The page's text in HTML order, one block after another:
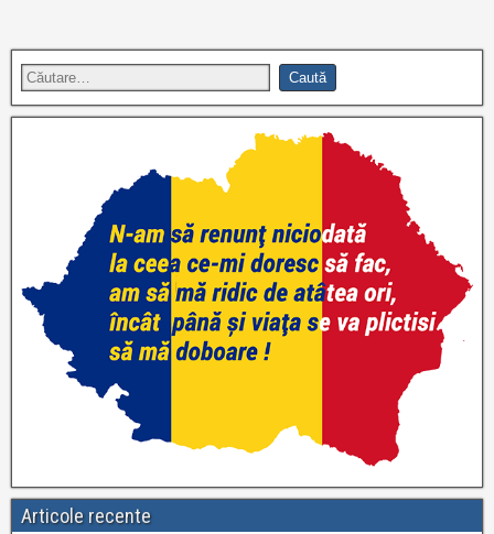
Articole recente